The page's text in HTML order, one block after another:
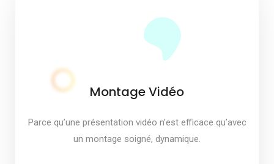
Montage Vidéo
Parce qu’une présentation vidéo n’est efficace qu’avec
un montage soigné, dynamique.